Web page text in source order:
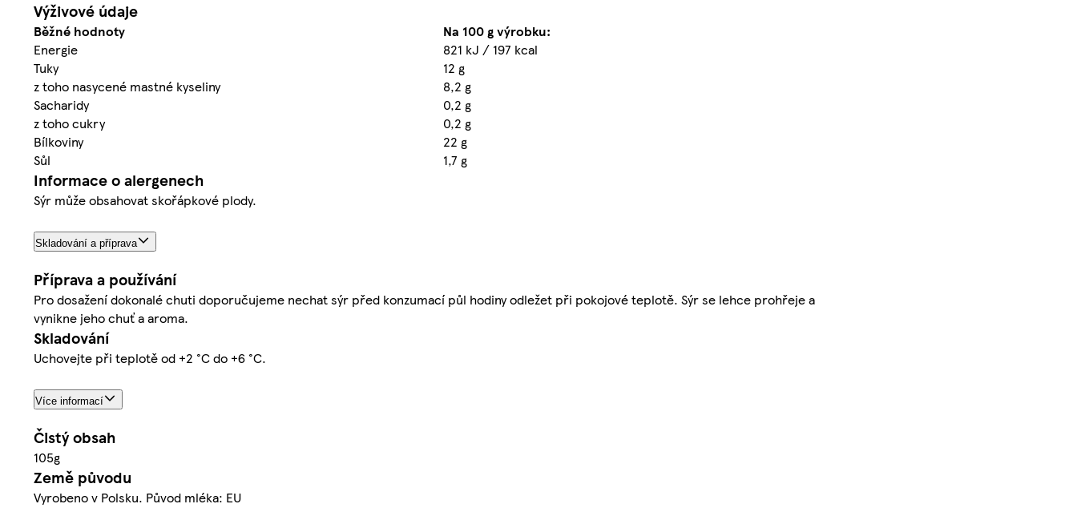
Výživové údaje
Běžné hodnoty
Na 100 g výrobku:
Energie
821 kJ / 197 kcal
Tuky
12 g
z toho nasycené mastné kyseliny
8,2 g
Sacharidy
0,2 g
z toho cukry
0,2 g
Bílkoviny
22 g
Sůl
1,7 g
Informace o alergenech
Sýr může obsahovat skořápkové plody.
Skladování a příprava
Příprava a používání
Pro dosažení dokonalé chuti doporučujeme nechat sýr před konzumací půl hodiny odležet při pokojové teplotě. Sýr se lehce prohřeje a
vynikne jeho chuť a aroma.
Skladování
Uchovejte při teplotě od +2 °C do +6 °C.
Více informací
Čistý obsah
105g
Země původu
Vyrobeno v Polsku. Původ mléka: EU